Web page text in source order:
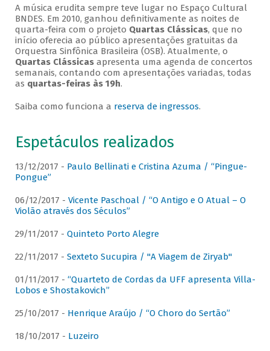
A música erudita sempre teve lugar no Espaço Cultural
BNDES. Em 2010, ganhou definitivamente as noites de
quarta-feira com o projeto Quartas Clássicas, que no
início oferecia ao público apresentações gratuitas da
Orquestra Sinfônica Brasileira (OSB). Atualmente, o
Quartas Clássicasapresenta uma agenda de concertos
semanais, contando com apresentações variadas, todas
as quartas-feiras às 19h.
Saiba como funciona a reserva de ingressos.
Espetáculos realizados
13/12/2017 - Paulo Bellinati e Cristina Azuma / “Pingue-
Pongue”
06/12/2017 - Vicente Paschoal / “O Antigo e O Atual – O
Violão através dos Séculos”
29/11/2017 - Quinteto Porto Alegre
22/11/2017 - Sexteto Sucupira / "A Viagem de Ziryab"
01/11/2017 - “Quarteto de Cordas da UFF apresenta Villa-
Lobos e Shostakovich”
25/10/2017 - Henrique Araújo / “O Choro do Sertão”
18/10/2017 - Luzeiro